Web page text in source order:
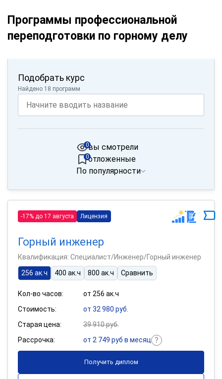
Программы профессиональной
переподготовки по горному делу
Подобрать курс
Найдено 18 программ
вы смотрели
0
отложенные
0
По популярности
-17% до 17 августа Лицензия
Горный инженер
Квалификация: Специалист/Инженер/Горный инженер
256 ак.ч
400 ак.ч 800 ак.ч Сравнить
Кол-во часов:
от 256 ак.ч
Стоимость:
от 32 980 руб.
Старая цена:
39 910 руб.
Рассрочка:
от 2 749 руб в месяц
Получить диплом